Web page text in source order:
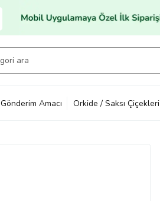
Gönderim Amacı Orkide / Saksı Çiçekleri